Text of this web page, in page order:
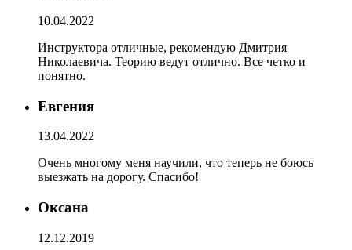
10.04.2022
Инструктора отличные, рекомендую Дмитрия
Николаевича. Теорию ведут отлично. Все четко и
понятно.
Евгения
13.04.2022
Очень многому меня научили, что теперь не боюсь
выезжать на дорогу. Спасибо!
Оксана
12.12.2019